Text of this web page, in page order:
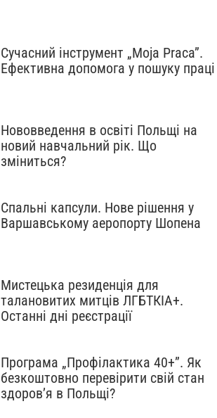
Сучасний інструмент „Moja Praca”.
Ефективна допомога у пошуку праці
Нововведення в освіті Польщі на
новий навчальний рік. Що
зміниться?
Спальні капсули. Нове рішення у
Варшавському аеропорту Шопена
Мистецька резиденція для
талановитих митців ЛГБТКІА+.
Останні дні реєстрації
Програма „Профілактика 40+”. Як
безкоштовно перевірити свій стан
здоров’я в Польщі?